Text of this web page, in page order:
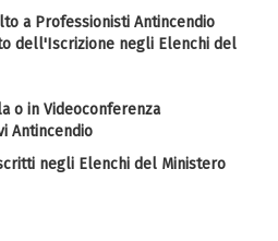
a Professionisti Antincendio
dell'Iscrizione negli Elenchi del
o in Videoconferenza
Antincendio
negli Elenchi del Ministero